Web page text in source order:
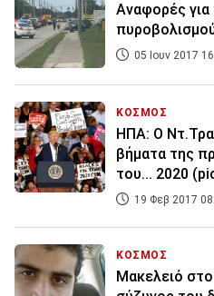
Αναφορές
05 Ιουν 2017
ΚΟΣΜΟΣ
ΗΠΑ: Ο
βήματα της
του... 2020
19 Φεβ 2017
ΚΟΣΜΟΣ
Μακελειό